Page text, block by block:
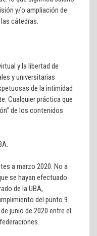
y/o ampliación de
cátedras.
y la libertad de
y universitarias
de la intimidad
Cualquier práctica que
de los contenidos
a marzo 2020. No a
se hayan efectuado.
de la UBA,
del punto 9
junio de 2020 entre el